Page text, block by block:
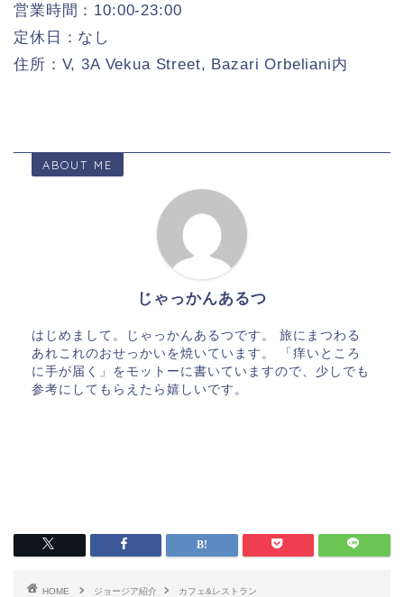
営業時間：10:00-23:00
定休日：なし
住所：V, 3A Vekua Street, Bazari Orbeliani内
ABOUT ME
じゃっかんあるつ
はじめまして。じゃっかんあるつです。 旅にまつわる
あれこれのおせっかいを焼いています。 「痒いところ
に手が届く」をモットーに書いていますので、少しでも
参考にしてもらえたら嬉しいです。
HOME ジョージア紹介
カフェ&レストラン